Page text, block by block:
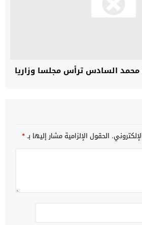
محمد السادس ترأس مجلسا وزاريا
الحقول الإلزامية مشار إليها بـ*